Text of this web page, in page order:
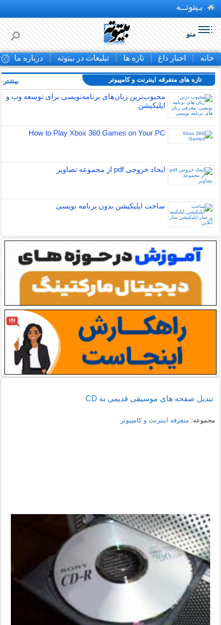
بـیتوتــه
منو
خانه اخبار داغ تازه ها تبلیغات در بیتوته درباره ما
تازه های متفرقه اينترنت و كامپيوتر
محبوب‌ترین زبان‌های برنامه‌نویسی برای توسعه وب و
اپلیکیشن
How to Play Xbox 360 Games on Your PC
ایجاد خروجی pdf از مجموعه تصاویر
ساخت اپلیکیشن بدون برنامه نویسی
بیشتر
تبدیل صفحه های موسیقی قدیمی به CD
مجموعه: متفرقه اينترنت و كامپيوتر